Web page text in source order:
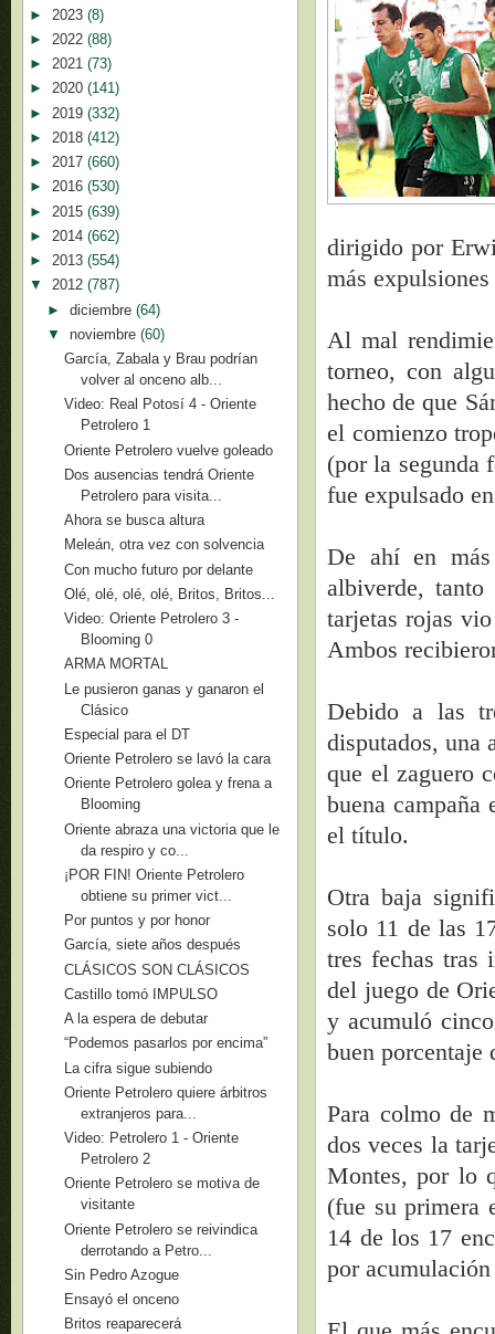
dirigido por
más
Al mal
torneo, con
hecho de que
el comienzo
(por la segunda
fue expulsado
De ahí en más
albiverde,
tarjetas rojas
Ambos
Debido a las
disputados, una
que el zaguero
buena campaña
el título.
Otra baja
solo 11 de las
tres fechas tras
del juego de
y acumuló
buen porcentaje
Para colmo de
dos veces la
Montes, por lo
(fue su primera
14 de los 17
por
► 2023 (8)
► 2022 (88)
► 2021 (73)
► 2020 (141)
► 2019 (332)
► 2018 (412)
► 2017 (660)
► 2016 (530)
► 2015 (639)
► 2014 (662)
► 2013 (554)
▼ 2012 (787)
► diciembre (64)
▼ noviembre (60)
García, Zabala y Brau podrían
volver al onceno alb...
Video: Real Potosí 4 - Oriente
Petrolero 1
Oriente Petrolero vuelve goleado
Dos ausencias tendrá Oriente
Petrolero para visita...
Ahora se busca altura
Meleán, otra vez con solvencia
Con mucho futuro por delante
Olé, olé, olé, olé, Britos, Britos...
Video: Oriente Petrolero 3 -
Blooming 0
ARMA MORTAL
Le pusieron ganas y ganaron el
Clásico
Especial para el DT
Oriente Petrolero se lavó la cara
Oriente Petrolero golea y frena a
Blooming
Oriente abraza una victoria que le
da respiro y co...
¡POR FIN! Oriente Petrolero
obtiene su primer vict...
Por puntos y por honor
García, siete años después
CLÁSICOS SON CLÁSICOS
Castillo tomó IMPULSO
A la espera de debutar
“Podemos pasarlos por encima”
La cifra sigue subiendo
Oriente Petrolero quiere árbitros
extranjeros para...
Video: Petrolero 1 - Oriente
Petrolero 2
Oriente Petrolero se motiva de
visitante
Oriente Petrolero se reivindica
derrotando a Petro...
Sin Pedro Azogue
Ensayó el onceno
Britos reaparecerá